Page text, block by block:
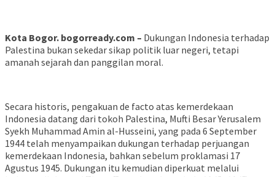
Kota Bogor. bogorready.com – Dukungan Indonesia terhadap
Palestina bukan sekedar sikap politik luar negeri, tetapi
amanah sejarah dan panggilan moral.
Secara historis, pengakuan de facto atas kemerdekaan
Indonesia datang dari tokoh Palestina, Mufti Besar Yerusalem
Syekh Muhammad Amin al-Husseini, yang pada 6 September
1944 telah menyampaikan dukungan terhadap perjuangan
kemerdekaan Indonesia, bahkan sebelum proklamasi 17
Agustus 1945. Dukungan itu kemudian diperkuat melalui